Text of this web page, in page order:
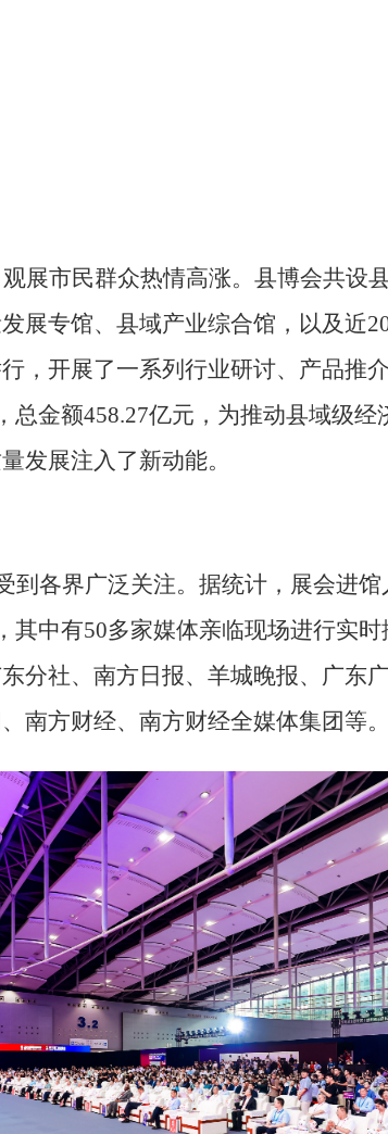
展市民群众热情高涨。县博会共设
展专馆、县域产业综合馆，以及近
， 开展了一系列行业研讨、产品推
， 总金额458.27亿元， 为推动县域级经
发展注入了新动能。
到各界广泛关注。据统计， 展会进馆
其中有50多家媒体亲临现场进行实
分社、南方日报、羊城晚报、广东
南方财经、南方财经全媒体集团等。